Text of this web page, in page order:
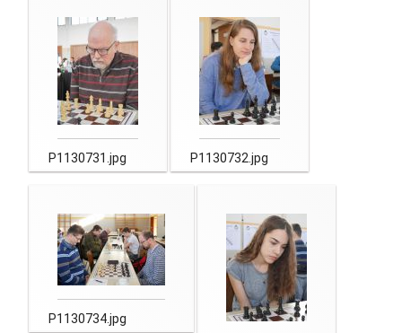
P1130731.jpg P1130732.jpg
P1130734.jpg